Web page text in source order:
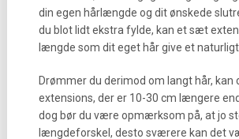
din egen hårlængde og dit ønskede
du blot lidt ekstra fylde, kan et sæt
længde som dit eget hår give et
Drømmer du derimod om langt hår, kan
extensions, der er 10-30 cm længere
dog bør du være opmærksom på, at jo
længdeforskel, desto sværere kan det